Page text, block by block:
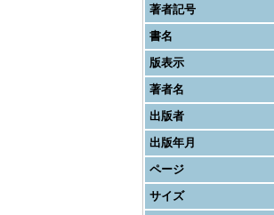
著者記号
書名
版表示
著者名
出版者
出版年月
ページ
サイズ